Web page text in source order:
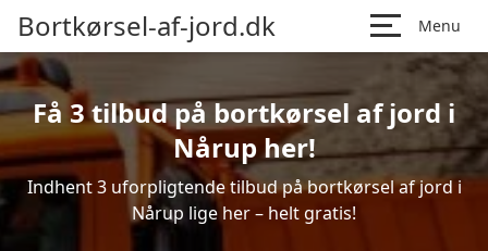
Bortkørsel-af-jord.dk Menu
Få 3 tilbud på bortkørsel af jord i
Nårup her!
Indhent 3 uforpligtende tilbud på bortkørsel af jord i
Nårup lige her – helt gratis!